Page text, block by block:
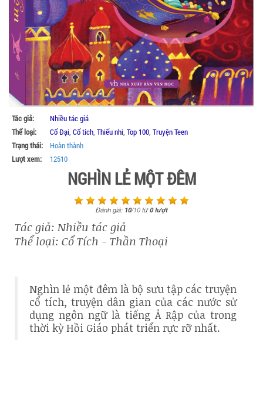
Tác giả:
Nhiều tác giả
Thể loại:
Cổ Đại Cổ tích Thiếu nhi Top 100 Truyện Teen
Trạng thái:
Hoàn thành
Lượt xem:
12510
NGHÌN LẺ MỘT ĐÊM
Đánh giá: 10/10từ0lượt
Tác giả: Nhiều tác giả
Thể loại: Cổ Tích - Thần Thoại
Nghìn lẻ một đêm là bộ sưu tập các truyện
cổ tích, truyện dân gian của các nước sử
dụng ngôn ngữ là tiếng Ả Rập của trong
thời kỳ Hồi Giáo phát triển rực rỡ nhất.